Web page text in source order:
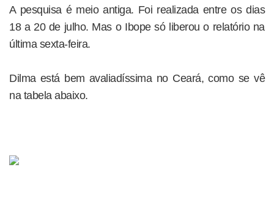
A pesquisa é meio antiga. Foi realizada entre os dias
18 a 20 de julho. Mas o Ibope só liberou o relatório na
última sexta-feira.
Dilma está bem avaliadíssima no Ceará, como se vê
na tabela abaixo.